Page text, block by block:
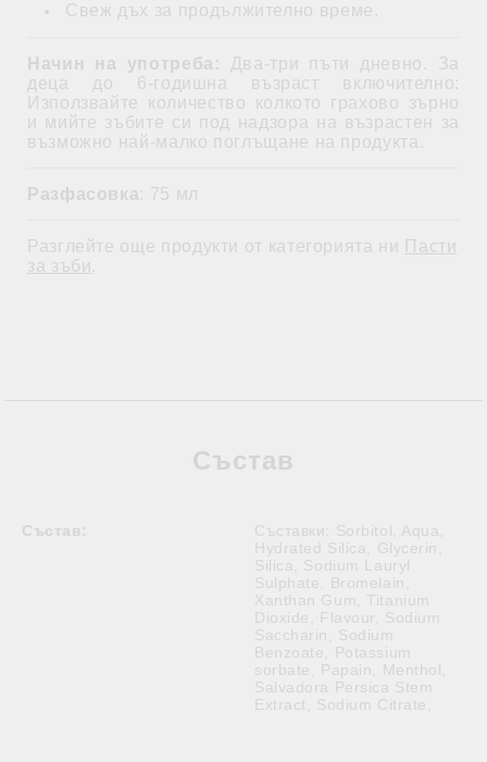
Свеж дъх за продължително време.
Начин на употреба:
Два-три пъти дневно. За
деца до 6-годишна възраст включително:
Използвайте количество колкото грахово зърно
и мийте зъбите си под надзора на възрастен за
възможно най-малко поглъщане на продукта.
Разфасовка: 75 мл
Разглейте още продукти от категорията ни Пасти
за зъби .
Състав
Състав:
Съставки: Sorbitol, Aqua,
Hydrated Silica, Glycerin,
Silica, Sodium Lauryl
Sulphate, Bromelain,
Xanthan Gum, Titanium
Dioxide, Flavour, Sodium
Saccharin, Sodium
Benzoate, Potassium
sorbate, Papain, Menthol,
Salvadora Persica Stem
Extract, Sodium Citrate,